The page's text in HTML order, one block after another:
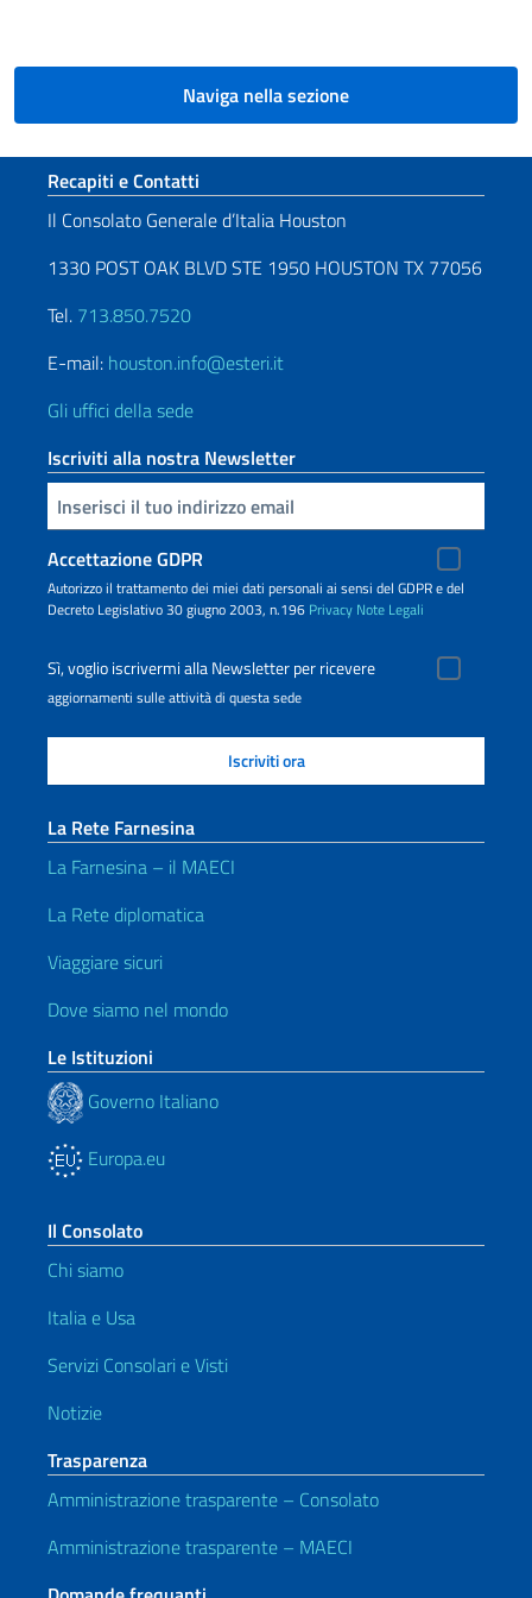
Naviga nella sezione
Sezione footer
Recapiti e Contatti
Il Consolato Generale d’Italia Houston
1330 POST OAK BLVD STE 1950 HOUSTON TX 77056
Tel. 713.850.7520
E-mail: houston.info@esteri.it
Gli uffici della sede
Iscriviti alla nostra Newsletter
Inserisci la tua email
Accettazione GDPR
Autorizzo il trattamento dei miei dati personali ai sensi del GDPR e del
Decreto Legislativo 30 giugno 2003, n.196 Privacy Note Legali
Sì, voglio iscrivermi alla Newsletter per ricevere
aggiornamenti sulle attività di questa sede
La Rete Farnesina
La Farnesina – il MAECI
La Rete diplomatica
Viaggiare sicuri
Dove siamo nel mondo
Le Istituzioni
Governo Italiano
Europa.eu
Il Consolato
Chi siamo
Italia e Usa
Servizi Consolari e Visti
Notizie
Trasparenza
Amministrazione trasparente – Consolato
Amministrazione trasparente – MAECI